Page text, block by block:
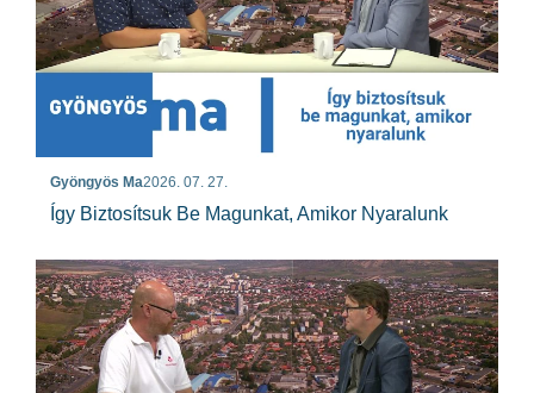
Gyöngyös Ma2026. 07. 27.
Így Biztosítsuk Be Magunkat, Amikor Nyaralunk